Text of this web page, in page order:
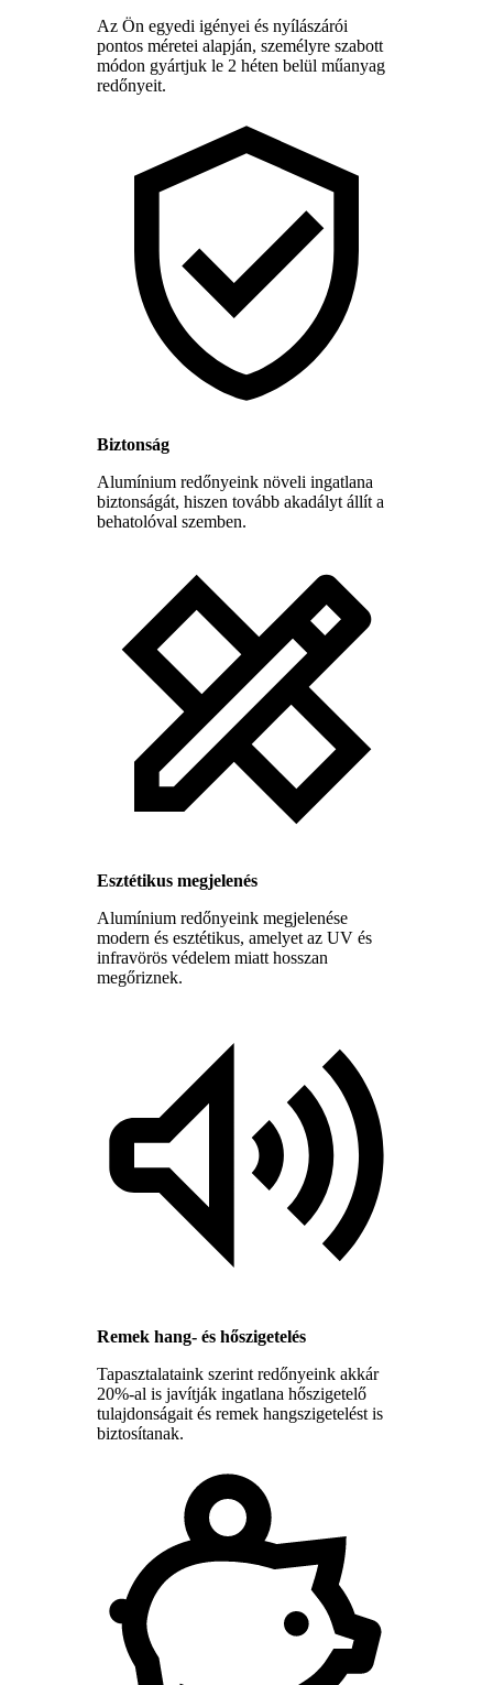
Az Ön egyedi igényei és nyílászárói
pontos méretei alapján, személyre szabott
módon gyártjuk le 2 héten belül műanyag
redőnyeit.
Biztonság
Alumínium redőnyeink növeli ingatlana
biztonságát, hiszen tovább akadályt állít a
behatolóval szemben.
Esztétikus megjelenés
Alumínium redőnyeink megjelenése
modern és esztétikus, amelyet az UV és
infravörös védelem miatt hosszan
megőriznek.
Remek hang- és hőszigetelés
Tapasztalataink szerint redőnyeink akkár
20%-al is javítják ingatlana hőszigetelő
tulajdonságait és remek hangszigetelést is
biztosítanak.